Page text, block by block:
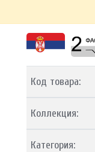
Код товара:
Коллекция:
Категория: